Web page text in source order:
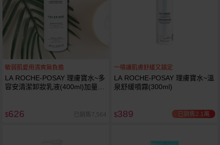
敏弱肌愛用清爽無負擔
LA ROCHE-POSAY 理膚寶水~多
容安清潔卸妝乳液(400ml)加量
$626 已銷售7,564
一噴讓肌膚舒緩又鎮定
LA ROCHE-POSAY 理膚寶水~溫
泉舒緩噴霧(300ml)
$389 已銷售2.1萬